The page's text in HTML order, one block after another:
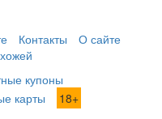
Контакты
О сайте
купоны
карты 18+